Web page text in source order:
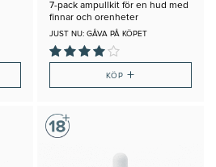
7-pack ampullkit för en hud med
finnar och orenheter
JUST NU: GÅVA PÅ KÖPET
KÖP +